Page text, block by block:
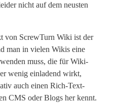
nicht auf dem neusten
von ScrewTurn Wiki ist der
man in vielen Wikis eine
muss, die für Wiki-
wenig einladend wirkt,
auch einen Rich-Text-
CMS oder Blogs her kennt.